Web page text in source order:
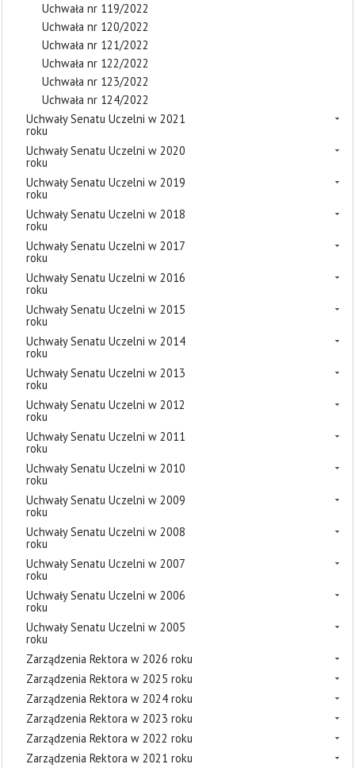
Uchwała nr 119/2022
Uchwała nr 120/2022
Uchwała nr 121/2022
Uchwała nr 122/2022
Uchwała nr 123/2022
Uchwała nr 124/2022
Uchwały Senatu Uczelni w 2021
roku
Uchwały Senatu Uczelni w 2020
roku
Uchwały Senatu Uczelni w 2019
roku
Uchwały Senatu Uczelni w 2018
roku
Uchwały Senatu Uczelni w 2017
roku
Uchwały Senatu Uczelni w 2016
roku
Uchwały Senatu Uczelni w 2015
roku
Uchwały Senatu Uczelni w 2014
roku
Uchwały Senatu Uczelni w 2013
roku
Uchwały Senatu Uczelni w 2012
roku
Uchwały Senatu Uczelni w 2011
roku
Uchwały Senatu Uczelni w 2010
roku
Uchwały Senatu Uczelni w 2009
roku
Uchwały Senatu Uczelni w 2008
roku
Uchwały Senatu Uczelni w 2007
roku
Uchwały Senatu Uczelni w 2006
roku
Uchwały Senatu Uczelni w 2005
roku
Zarządzenia Rektora w 2026 roku
Zarządzenia Rektora w 2025 roku
Zarządzenia Rektora w 2024 roku
Zarządzenia Rektora w 2023 roku
Zarządzenia Rektora w 2022 roku
Zarządzenia Rektora w 2021 roku